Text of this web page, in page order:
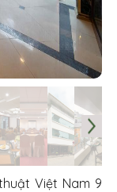
Việt Nam 9